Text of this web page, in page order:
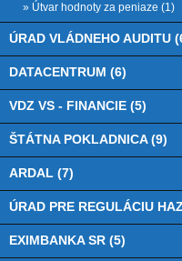
» Útvar hodnoty za peniaze (1)
ÚRAD VLÁDNEHO AUDITU
DATACENTRUM (6)
VDZ VS - FINANCIE (5)
ŠTÁTNA POKLADNICA (9)
ARDAL (7)
ÚRAD PRE REGULÁCIU
EXIMBANKA SR (5)